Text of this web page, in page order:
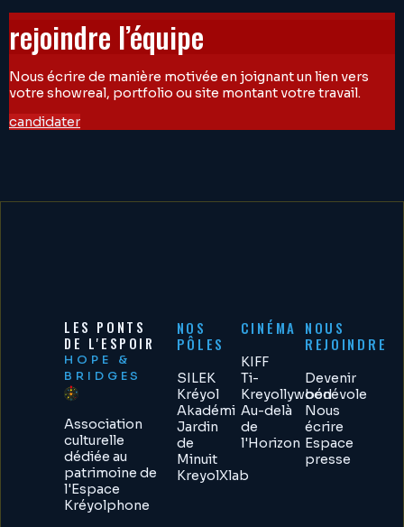
rejoindre l’équipe
Nous écrire de manière motivée en joignant un lien vers
votre showreal, portfolio ou site montant votre travail.
candidater
LES PONTS
DE L'ESPOIR
HOPE &
BRIDGES
Association
culturelle
dédiée au
patrimoine de
l'Espace
Kréyolphone
NOS
PÔLES
SILEK
Kréyol
Akadémi
Jardin
de
Minuit
KreyolXlab
CINÉMA
KIFF
Ti-
Kreyollywood
Au-delà
de
l'Horizon
NOUS
REJOINDRE
Devenir
bénévole
Nous
écrire
Espace
presse